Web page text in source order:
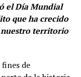
el Día Mundial
que ha crecido
territorio
de